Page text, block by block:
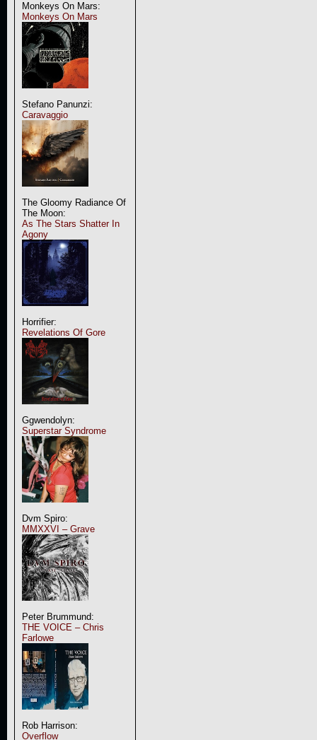
Monkeys On Mars:
Monkeys On Mars
Stefano Panunzi:
Caravaggio
The Gloomy Radiance Of
The Moon:
As The Stars Shatter In
Agony
Horrifier:
Revelations Of Gore
Ggwendolyn:
Superstar Syndrome
Dvm Spiro:
MMXXVI – Grave
Peter Brummund:
THE VOICE – Chris
Farlowe
Rob Harrison:
Overflow